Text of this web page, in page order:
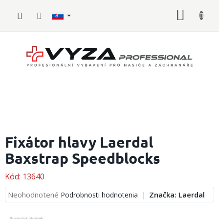
Požiarny
šport
vybavenie
Oblečenie,
Fixátor hlavy Laerdal
Baxstrap Speedblocks
Kód: 13640
Priemerné
hodnotenie
Neohodnotené Podrobnosti hodnotenia Značka: Laerdal